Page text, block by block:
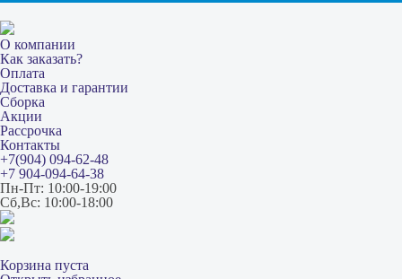
О компании
Как заказать?
Оплата
Доставка и гарантии
Сборка
Акции
Рассрочка
Контакты
+7(904) 094-62-48
+7 904-094-64-38
Пн-Пт: 10:00-19:00
Сб,Вс: 10:00-18:00
Корзина пуста